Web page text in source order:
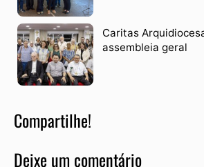
Caritas
assembleia geral
Compartilhe!
Deixe um comentário